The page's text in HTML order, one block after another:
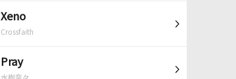
Xeno
Crossfaith
Pray